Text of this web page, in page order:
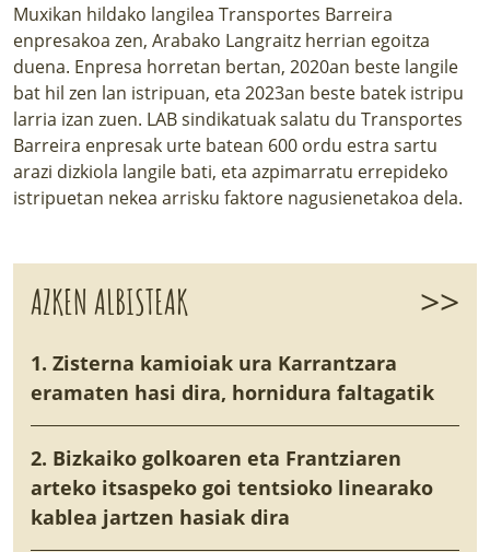
Muxikan hildako langilea Transportes Barreira
enpresakoa zen, Arabako Langraitz herrian egoitza
duena. Enpresa horretan bertan, 2020an beste langile
bat hil zen lan istripuan, eta 2023an beste batek istripu
larria izan zuen. LAB sindikatuak salatu du Transportes
Barreira enpresak urte batean 600 ordu estra sartu
arazi dizkiola langile bati, eta azpimarratu errepideko
istripuetan nekea arrisku faktore nagusienetakoa dela.
AZKEN ALBISTEAK >>
1. Zisterna kamioiak ura Karrantzara
eramaten hasi dira, hornidura faltagatik
2. Bizkaiko golkoaren eta Frantziaren
arteko itsaspeko goi tentsioko linearako
kablea jartzen hasiak dira